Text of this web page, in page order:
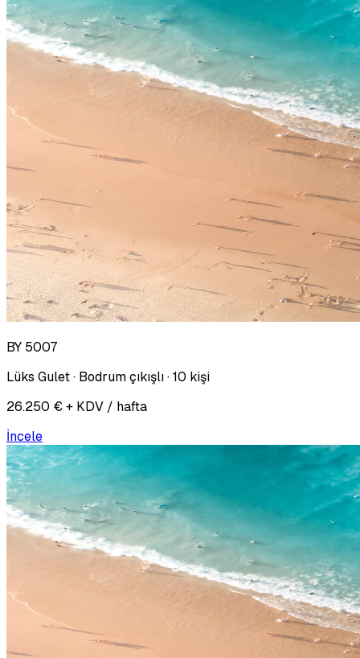
BY 5007
Lüks Gulet · Bodrum çıkışlı · 10 kişi
26.250 € + KDV / hafta
İncele